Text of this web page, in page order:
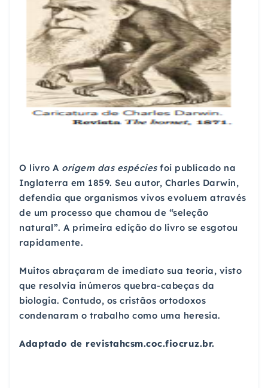
O livro A origem das espécies foi publicado na
Inglaterra em 1859. Seu autor, Charles Darwin,
defendia que organismos vivos evoluem através
de um processo que chamou de “seleção
natural”. A primeira edição do livro se esgotou
rapidamente.
Muitos abraçaram de imediato sua teoria, visto
que resolvia inúmeros quebra-cabeças da
biologia. Contudo, os cristãos ortodoxos
condenaram o trabalho como uma heresia.
Adaptado de revistahcsm.coc.fiocruz.br.